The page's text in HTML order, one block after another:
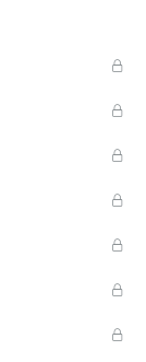






